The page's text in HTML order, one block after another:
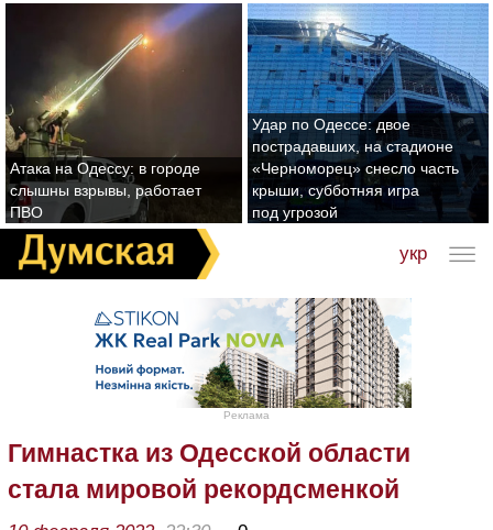
Атака на Одессу: в городе
слышны взрывы, работает
ПВО
Удар по Одессе: двое
пострадавших, на стадионе
«Черноморец» снесло часть
крыши, субботняя игра
под угрозой
укр
Реклама
Гимнастка из Одесской области
стала мировой рекордсменкой